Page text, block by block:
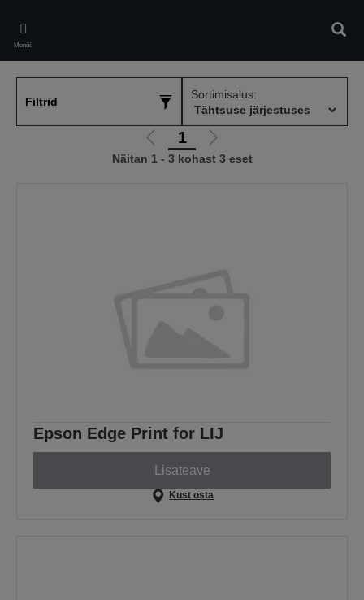
main
content
Menüü
Filtrid
Sortimisalus:
Liigu
eelmisele
1
Liigu
järgmisele
Näitan 1 - 3 kohast 3 eset
Epson Edge Print for LIJ
Lisateave
Kust osta